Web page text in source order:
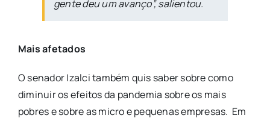
gente deu um avanço”, salientou.
Mais afetados
O senador Izalci também quis saber sobre como
diminuir os efeitos da pandemia sobre os mais
pobres e sobre as micro e pequenas empresas. Em